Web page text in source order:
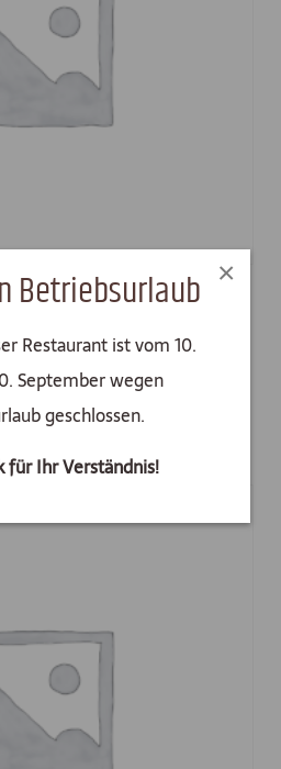
Betriebsurlaub
Restaurant ist vom 10.
September wegen
geschlossen.
für Ihr Verständnis!
×
€ 19,50
Warenkorb